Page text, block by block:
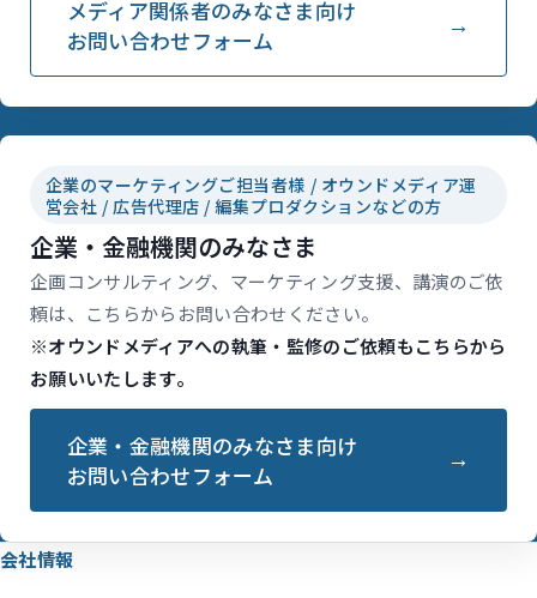
メディア関係者のみなさま向け
お問い合わせフォーム
企業のマーケティングご担当者様 / オウンドメディア運
営会社 / 広告代理店 / 編集プロダクションなどの方
企業・金融機関のみなさま
企画コンサルティング、マーケティング支援、講演のご依
頼は、こちらからお問い合わせください。
※オウンドメディアへの執筆・監修のご依頼もこちらから
お願いいたします。
企業・金融機関のみなさま向け
お問い合わせフォーム
会社情報